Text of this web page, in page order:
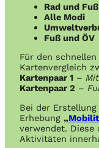
Rad und Fuß
Alle Modi
Fuß und ÖV
Für den
Kartenvergleich
Kartenpaar 1 –
Kartenpaar 2 –
Bei der
Erhebung „
verwendet. Diese
Aktivitäten